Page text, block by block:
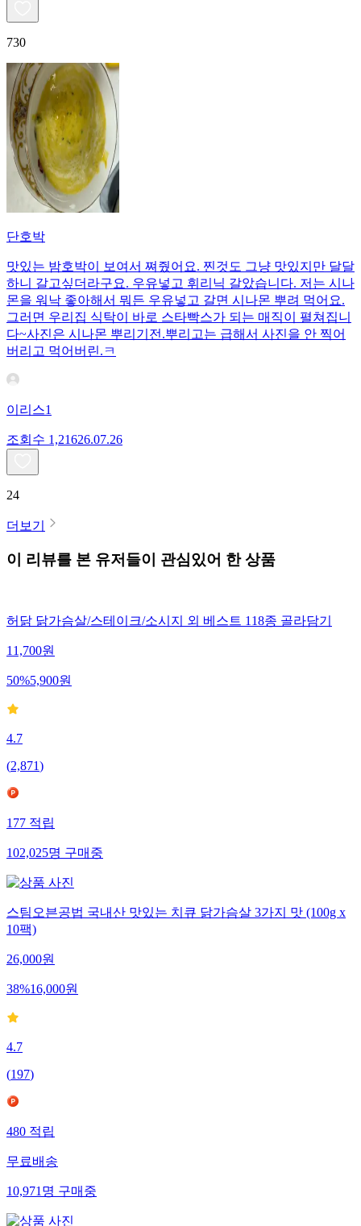
730
단호박
맛있는 밤호박이 보여서 쪄줬어요. 찐것도 그냥 맛있지만 달달
하니 갈고싶더라구요. 우유넣고 휘리닉 갈았습니다. 저는 시나
몬을 워낙 좋아해서 뭐든 우유넣고 갈면 시나몬 뿌려 먹어요.
그러면 우리집 식탁이 바로 스타빡스가 되는 매직이 펼쳐집니
다~사진은 시나몬 뿌리기전.뿌리고는 급해서 사진을 안 찍어
버리고 먹어버린.ㅋ
이리스1
조회수 1,21626.07.26
24
더보기
이 리뷰를 본 유저들이 관심있어 한 상품
허닭 닭가슴살/스테이크/소시지 외 베스트 118종 골라담기
11,700원
50%5,900원
4.7
(2,871)
177 적립
102,025명 구매중
스팀오븐공법 국내산 맛있는 치큐 닭가슴살 3가지 맛 (100g x
10팩)
26,000원
38%16,000원
4.7
(197)
480 적립
무료배송
10,971 명 구매중